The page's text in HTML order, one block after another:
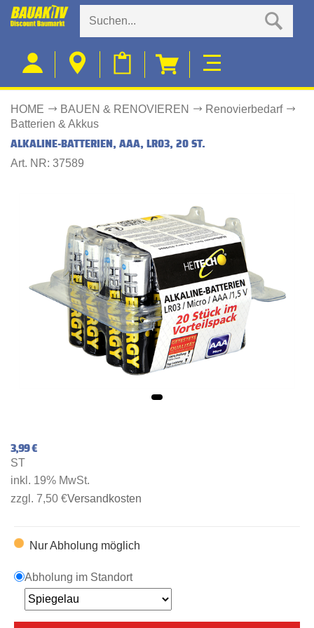
HOME BAUEN & RENOVIEREN
Renovierbedarf
Batterien & Akkus
ALKALINE-BATTERIEN, AAA, LR03, 20 ST.
Art. NR: 37589
3,99 €
ST
inkl. 19% MwSt.
zzgl. 7,50 €Versandkosten
Nur Abholung möglich
Abholung im Standort